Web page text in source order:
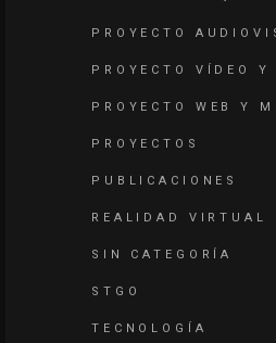
PROYECTO
PROYECTO VÍDEO Y
PROYECTO WEB Y
PROYECTOS
PUBLICACIONES
REALIDAD VIRTUAL
SIN CATEGORÍA
STGO
TECNOLOGÍA